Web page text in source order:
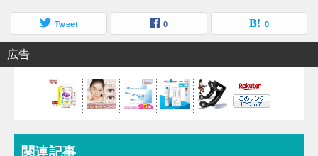
Tweet 0 0
広告
関連記事